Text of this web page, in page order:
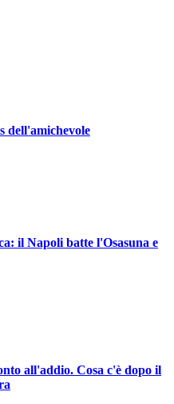
dell'amichevole
il Napoli batte l'Osasuna e
all'addio. Cosa c'è dopo il